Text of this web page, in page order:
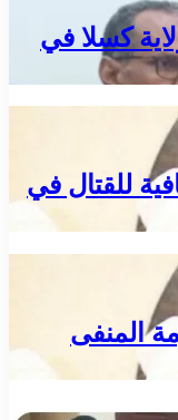
كسلا في
للقتال في
المنفى